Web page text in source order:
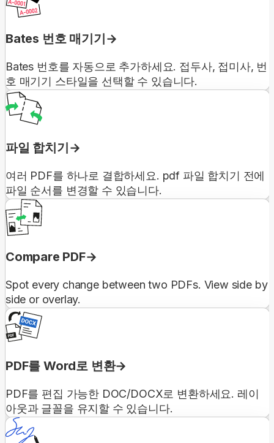
Bates 번호 매기기
Bates 번호를 자동으로 추가하세요. 접두사, 접미사, 번
호 매기기 스타일을 선택할 수 있습니다.
파일 합치기
여러 PDF를 하나로 결합하세요. pdf 파일 합치기 전에
파일 순서를 변경할 수 있습니다.
Compare PDF
Spot every change between two PDFs. View side by
side or overlay.
PDF를 Word로 변환
PDF를 편집 가능한 DOC/DOCX로 변환하세요. 레이
아웃과 글꼴을 유지할 수 있습니다.